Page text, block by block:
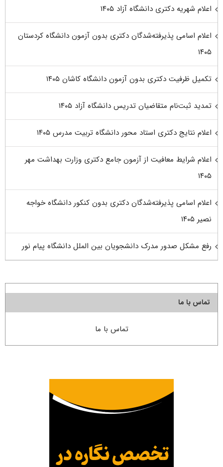
اعلام شهریه دکتری دانشگاه آزاد ۱۴۰۵
اعلام اسامی پذیرفته‌شدگان دکتری بدون آزمون دانشگاه کردستان
۱۴۰۵
تکمیل ظرفیت دکتری بدون آزمون دانشگاه کاشان ۱۴۰۵
تمدید ثبت‌نام متقاضیان تدریس دانشگاه آزاد ۱۴۰۵
اعلام نتایج دکتری استاد محور دانشگاه تربیت مدرس ۱۴۰۵
اعلام شرایط معافیت از آزمون جامع دکتری وزارت بهداشت مهر
۱۴۰۵
اعلام اسامی پذیرفته‌شدگان دکتری بدون کنکور دانشگاه خواجه
نصیر ۱۴۰۵
رفع مشکل صدور مدرک دانشجویان بین الملل دانشگاه پیام نور
تماس با ما
تماس با ما